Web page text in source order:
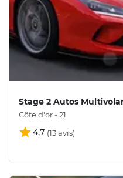
Stage 2 Autos
Côte d'or - 21
4,7